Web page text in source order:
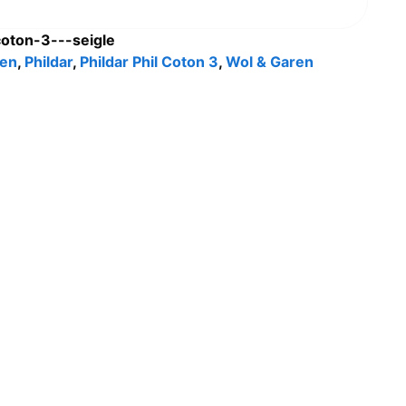
3---seigle
, Phildar, Phildar Phil Coton 3, Wol & Garen